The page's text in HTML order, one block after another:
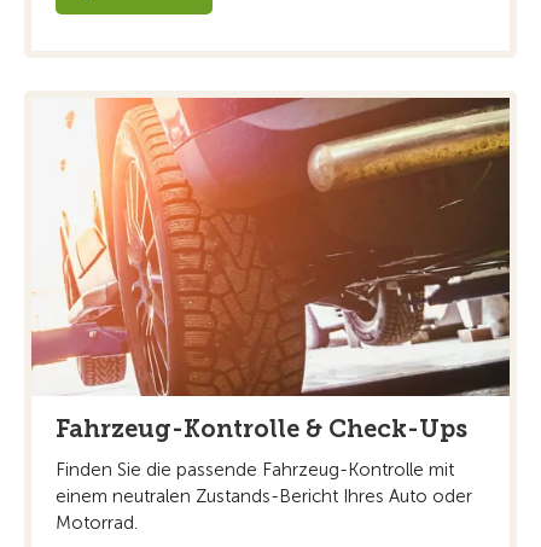
Fahrzeug-Kontrolle & Check-Ups
Finden Sie die passende Fahrzeug-Kontrolle mit
einem neutralen Zustands-Bericht Ihres Auto oder
Motorrad.